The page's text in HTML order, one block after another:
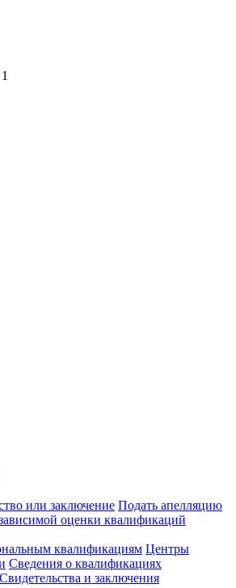
или заключение Подать апелляцию
оценки квалификаций
квалификациям Центры
Сведения о квалификациях
Свидетельства и заключения